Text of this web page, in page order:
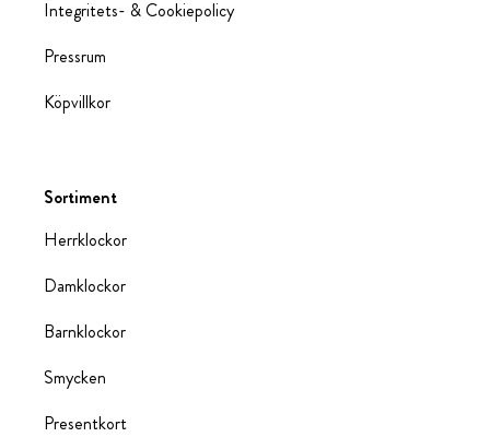
Integritets- & Cookiepolicy
Pressrum
Köpvillkor
Sortiment
Herrklockor
Damklockor
Barnklockor
Smycken
Presentkort